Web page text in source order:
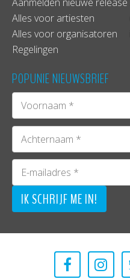
Alles voor artiesten
Alles voor organisatoren
Regelingen
POPUNIE NIEUWSBRIEF